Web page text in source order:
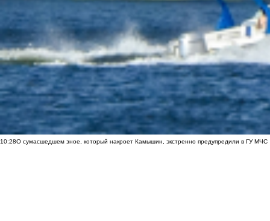
10:28О сумасшедшем зное, который накроет Камышин, экстренно предупредили в ГУ МЧС